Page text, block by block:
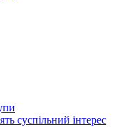
суспільний інтерес